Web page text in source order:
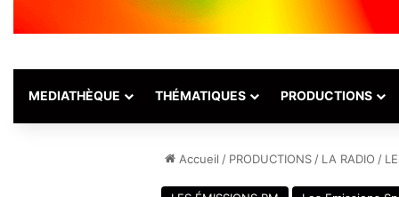
MEDIATHÈQUE THÉMATIQUES PRODUCTIONS
Accueil / PRODUCTIONS / LA RADIO /